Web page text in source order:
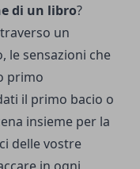
di un libro?
un
le sensazioni che
primo
il primo bacio o
insieme per la
delle vostre